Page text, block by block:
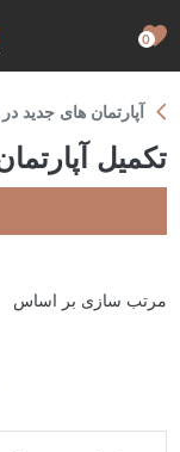
0
آپارتمان های جدید در
تکمیل
مرتب سازی بر اساس